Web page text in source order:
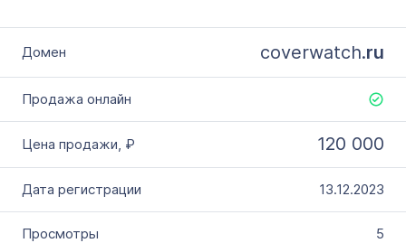
coverwatch.ru
120 000
13.12.2023
5